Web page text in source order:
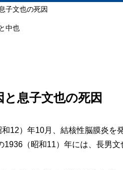
子文也の死因
中也
と息子文也の死因
12）年10月、結核性脳膜炎を
1936（昭和11）年には、長男文